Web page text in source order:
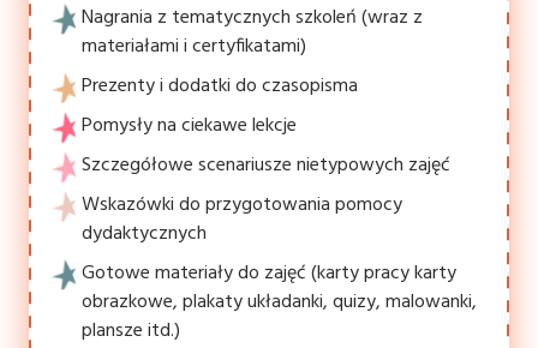
Nagrania z tematycznych szkoleń (wraz z
materiałami i certyfikatami)
Prezenty i dodatki do czasopisma
Pomysły na ciekawe lekcje
Szczegółowe scenariusze nietypowych zajęć
Wskazówki do przygotowania pomocy
dydaktycznych
Gotowe materiały do zajęć (karty pracy karty
obrazkowe, plakaty układanki, quizy, malowanki,
plansze itd.)